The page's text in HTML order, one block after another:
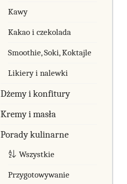
Kawy
Kakao i czekolada
Smoothie, Soki, Koktajle
Likiery i nalewki
Dżemy i konfitury
Kremy i masła
Porady kulinarne
Wszystkie
Przygotowywanie